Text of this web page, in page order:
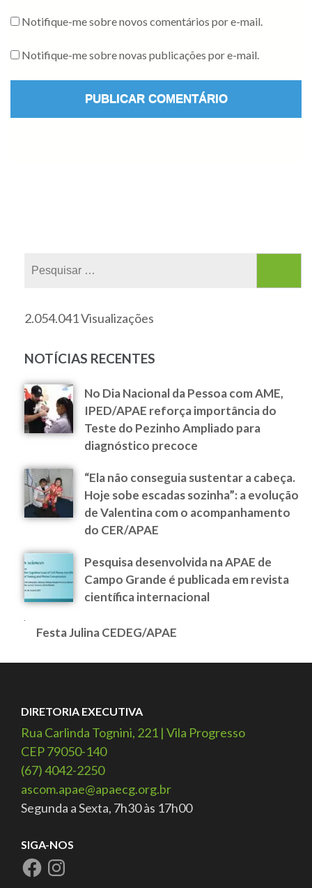
Notifique-me sobre novos comentários por e-mail.
Notifique-me sobre novas publicações por e-mail.
2.054.041 Visualizações
NOTÍCIAS RECENTES
No Dia Nacional da Pessoa com AME,
IPED/APAE reforça importância do
Teste do Pezinho Ampliado para
diagnóstico precoce
“Ela não conseguia sustentar a cabeça.
Hoje sobe escadas sozinha”: a evolução
de Valentina com o acompanhamento
do CER/APAE
Pesquisa desenvolvida na APAE de
Campo Grande é publicada em revista
científica internacional
Festa Julina CEDEG/APAE
DIRETORIA EXECUTIVA
Rua Carlinda Tognini, 221 | Vila Progresso
CEP 79050-140
(67) 4042-2250
ascom.apae@apaecg.org.br
Segunda a Sexta, 7h30 às 17h00
SIGA-NOS